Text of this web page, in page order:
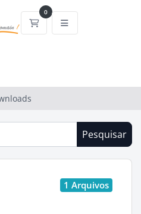
0
Carrinho de Compras
Pesquisar
1 Arquivos